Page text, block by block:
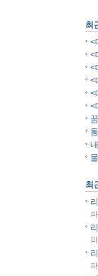
최
<
<
<
<
<
<
최